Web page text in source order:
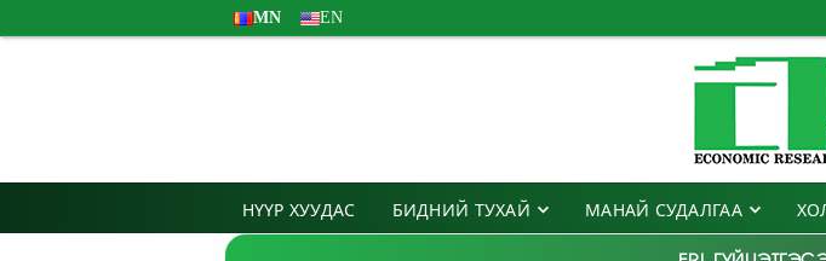
MN EN
НҮҮР ХУУДАС БИДНИЙ ТУХАЙ МАНАЙ СУДАЛГАА